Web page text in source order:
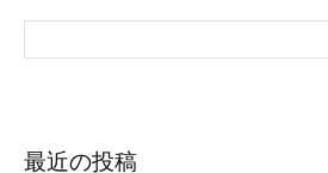
最近の投稿